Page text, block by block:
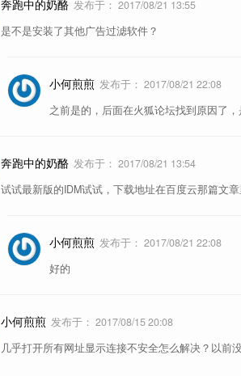
奔跑中的奶酪 发布于： 2017/08/21 13:55
是不是安装了其他广告过滤软件？
小何煎煎 发布于： 2017/08/21 22:08
之前是的，后面在火狐论坛找到原因了
奔跑中的奶酪 发布于： 2017/08/21 13:54
试试最新版的IDM试试，下载地址在百度云那篇文章
小何煎煎 发布于： 2017/08/21 22:08
好的
小何煎煎 发布于： 2017/08/15 20:08
几乎打开所有网址显示连接不安全怎么解决？以前